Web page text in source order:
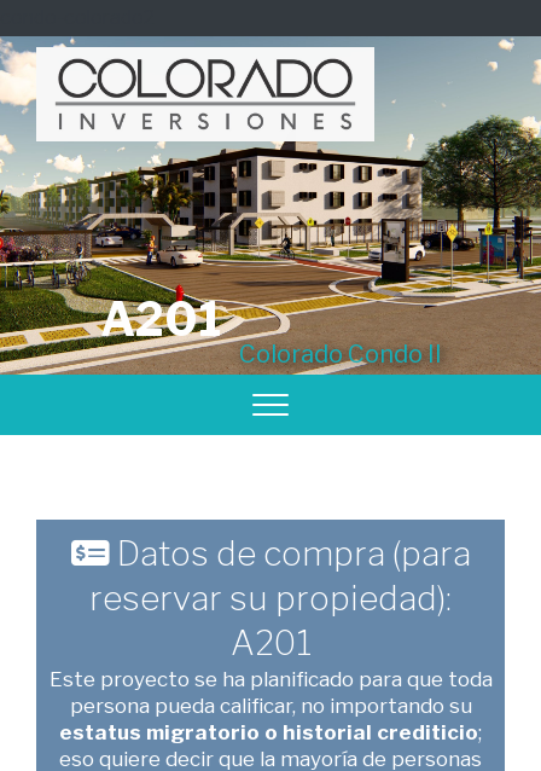
A201
Colorado Condo II
Datos de compra (para
reservar su propiedad):
A201
Este proyecto se ha planificado para que toda
persona pueda calificar, no importando su
estatus migratorio o historial crediticio;
eso quiere decir que la mayoría de personas